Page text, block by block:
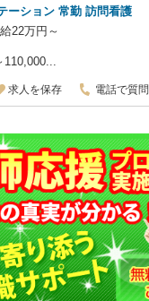
ーション 常勤 訪問看護
22万円～
求人を保存 電話で質問